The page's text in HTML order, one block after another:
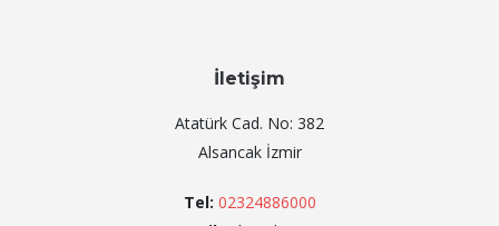
İletişim
Atatürk Cad. No: 382
Alsancak İzmir
Tel: 02324886000